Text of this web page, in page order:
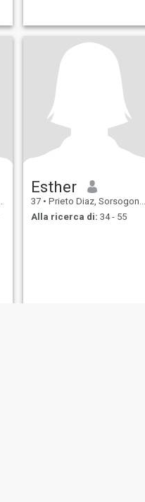
Esther
37 • Prieto Diaz, Sorsogon, Filippine
Alla ricerca di: 34 - 55